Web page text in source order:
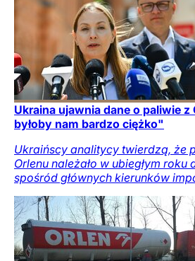
Ukraina ujawnia dane o paliwie
byłoby nam bardzo ciężko"
Ukraińscy analitycy twierdzą, że
Orlenu należało w ubiegłym
spośród głównych kierunków